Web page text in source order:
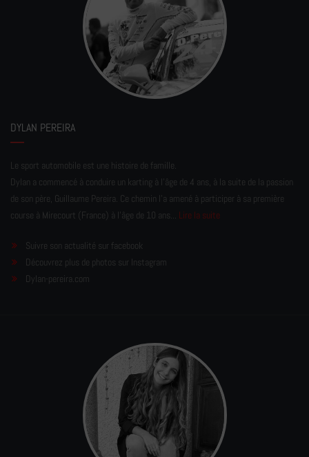
DYLAN PEREIRA
Le sport automobile est une histoire de famille.
Dylan a commencé à conduire un karting à l’âge de 4 ans, à la suite de la passion
de son père, Guillaume Pereira. Ce chemin l'a amené à participer à sa première
course à Mirecourt (France) à l'âge de 10 ans... Lire la suite
Suivre son actualité sur facebook
Découvrez plus de photos sur Instagram
Dylan-pereira.com